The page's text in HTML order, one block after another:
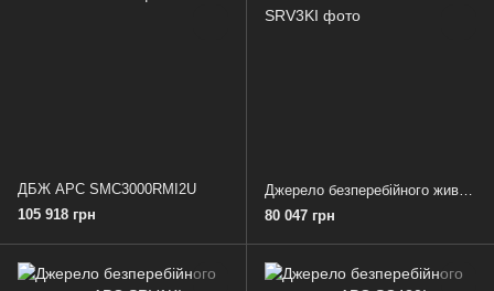
ДБЖ APC SMC3000RMI2U
105 918 грн
80 047 грн